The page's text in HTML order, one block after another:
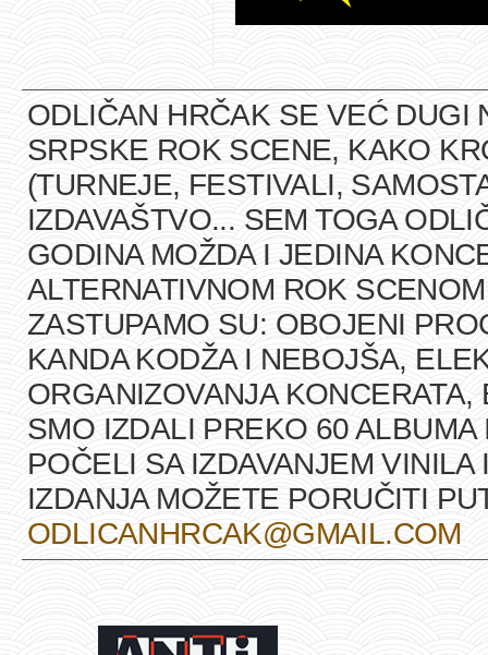
ODLIČAN HRČAK SE VEĆ DUGI
SRPSKE ROK SCENE, KAKO
(TURNEJE, FESTIVALI,
IZDAVAŠTVO... SEM TOGA
GODINA MOŽDA I JEDINA
ALTERNATIVNOM ROK
ZASTUPAMO SU: OBOJENI
KANDA KODŽA I NEBOJŠA,
ORGANIZOVANJA
SMO IZDALI PREKO 60
POČELI SA IZDAVANJEM
IZDANJA MOŽETE PORUČITI
ODLICANHRCAK@GMAIL.COM